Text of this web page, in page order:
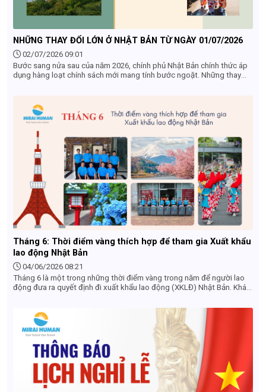
NHỮNG THAY ĐỔI LỚN Ở NHẬT BẢN TỪ NGÀY 01/07/2026
02/07/2026 09:01
Bước sang nửa sau của năm 2026, chính phủ Nhật Bản chính thức áp
dụng hàng loạt chính sách mới mang tính bước ngoặt. Những thay
người lao động (TTS, Tokutei), du học sinh và các doanh nghiệp
nước ngoài tại đây. Dưới đây là 4 điểm mới quan trọng nhất bắt đầu
có hiệu lực mà bạn không thể bỏ qua.
Tháng 6: Thời điểm vàng thích hợp để tham gia Xuất khẩu
lao động Nhật Bản
04/06/2026 08:21
Tháng 6 là một trong những thời điểm vàng trong năm để người lao
động đưa ra quyết định đi xuất khẩu lao động (XKLĐ) Nhật Bản. Khác
dụng và làm hồ sơ, tháng 6 sở hữu những lợi thế cực kỳ lớn về cả đơn
hàng, chi phí lẫn lộ trình thời gian. Dưới đây là những lý do vì sao bạn
nên chốt đơn hàng và làm hồ sơ XKLĐ Nhật Bản ngay trong tháng 6